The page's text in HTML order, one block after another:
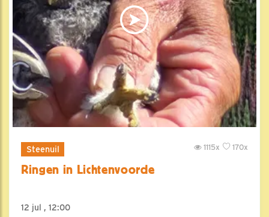
Steenuil 170x
1115x
Ringen in Lichtenvoorde
12 jul , 12:00